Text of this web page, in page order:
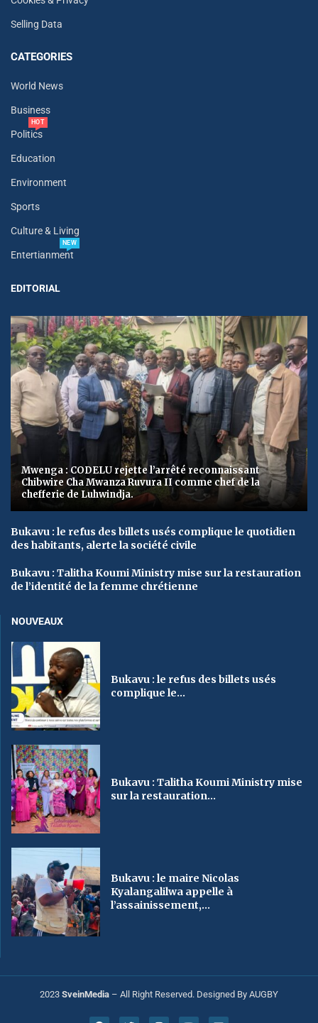
Selling Data
CATEGORIES
World News
Business
Politics
HOT
Education
Environment
Sports
Culture & Living
Entertianment
NEW
EDITORIAL
Mwenga : CODELU rejette l’arrêté reconnaissant
Chibwire Cha Mwanza Ruvura II comme chef de la
chefferie de Luhwindja.
Bukavu : le refus des billets usés complique le quotidien
des habitants, alerte la société civile
Bukavu : Talitha Koumi Ministry mise sur la restauration
de l’identité de la femme chrétienne
NOUVEAUX
Bukavu : le refus des billets usés
complique le...
Bukavu : Talitha Koumi Ministry mise
sur la restauration...
Bukavu : le maire Nicolas
Kyalangalilwa appelle à
l’assainissement,...
2023 SveinMedia – All Right Reserved. Designed By AUGBY